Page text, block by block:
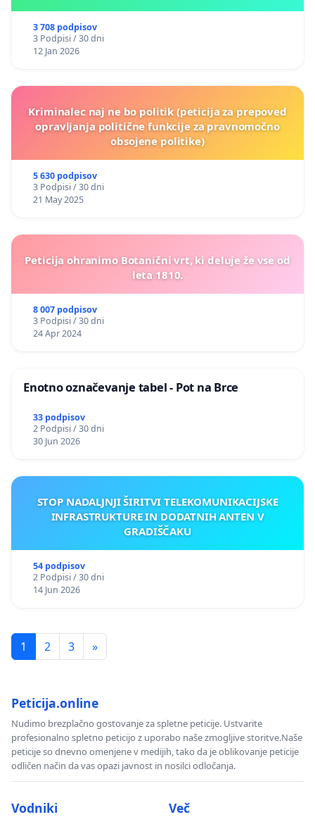
3 708 podpisov
3 Podpisi / 30 dni
12 Jan 2026
Kriminalec naj ne bo politik (peticija za prepoved
opravljanja politične funkcije za pravnomočno
obsojene politike)
5 630 podpisov
3 Podpisi / 30 dni
21 May 2025
Peticija ohranimo Botanični vrt, ki deluje že vse od
leta 1810.
8 007 podpisov
3 Podpisi / 30 dni
24 Apr 2024
Enotno označevanje tabel - Pot na Brce
33 podpisov
2 Podpisi / 30 dni
30 Jun 2026
STOP NADALJNJI ŠIRITVI TELEKOMUNIKACIJSKE
INFRASTRUKTURE IN DODATNIH ANTEN V
GRADIŠČAKU
54 podpisov
2 Podpisi / 30 dni
14 Jun 2026
1 2 3 »
Peticija.online
Nudimo brezplačno gostovanje za spletne peticije. Ustvarite
profesionalno spletno peticijo z uporabo naše zmogljive storitve.Naše
peticije so dnevno omenjene v medijih, tako da je oblikovanje peticije
odličen način da vas opazi javnost in nosilci odločanja.
Vodniki Več